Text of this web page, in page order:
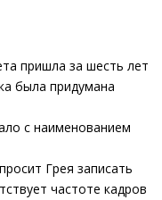
пришла за шесть лет
была придумана
с наименованием
Грея записать
частоте кадров